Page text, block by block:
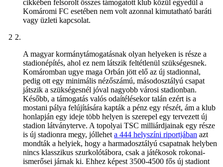
cikkében felsorolt összes támogatott klub közül egyedül a
Komáromi FC esetében nem volt azonnal kimutatható baráti
vagy üzleti kapcsolat.
A magyar kormánytámogatásnak olyan helyeken is része a
stadionépítés, ahol ez nem látszik feltétlenül szükségesnek.
Komáromban ugye maga Orbán jött elő az új stadionnal,
pedig ott egy minimális nézőszámú, másodosztályú csapat
játszik a szükségesnél jóval nagyobb városi stadionban.
Később, a támogatás valós odaítélésekor talán ezért is a
mostani pálya felújítására kapták a pénz egy részét, ám a klub
honlapján egy ideje több helyen is szerepel egy tervezett új
stadion látványterve. A topolyai TSC milliárdjainak egy része
is új stadionra megy, jóllehet a 444 helyszíni riportjában azt
mondták a helyiek, hogy a harmadosztályú csapatnak helyben
nincs klasszikus szurkolótábora, csak a játékosok rokonai-
ismerősei járnak ki. Ehhez képest 3500-4500 fős új stadiont